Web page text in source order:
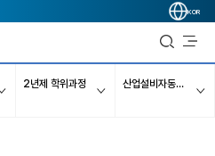
KOR
2년제 학위과정 산업설비자동화과